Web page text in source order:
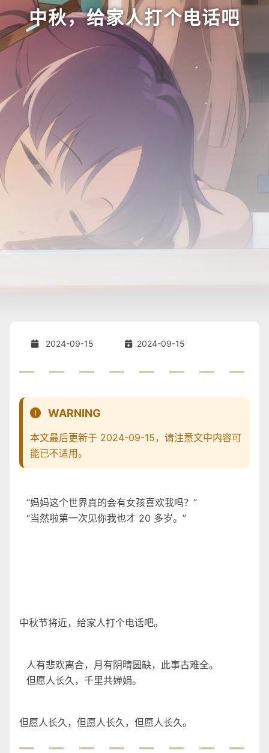
中秋，给家人打个电话吧
2024-09-15 2024-09-15
WARNING
本文最后更新于 2024-09-15，请注意文中内容可
能已不适用。
“妈妈这个世界真的会有女孩喜欢我吗？”
“当然啦第一次见你我也才 20 多岁。”
中秋节将近，给家人打个电话吧。
人有悲欢离合，月有阴晴圆缺，此事古难全。
但愿人长久，千里共婵娟。
但愿人长久，但愿人长久，但愿人长久。